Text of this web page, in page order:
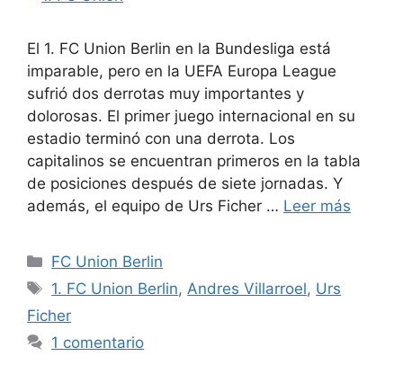
El 1. FC Union Berlin en la Bundesliga está
imparable, pero en la UEFA Europa League
sufrió dos derrotas muy importantes y
dolorosas. El primer juego internacional en su
estadio terminó con una derrota. Los
capitalinos se encuentran primeros en la tabla
de posiciones después de siete jornadas. Y
además, el equipo de Urs Ficher … Leer más
Categorías
FC Union Berlin
Etiquetas
1. FC Union Berlin, Andres Villarroel, Urs
Ficher
1 comentario